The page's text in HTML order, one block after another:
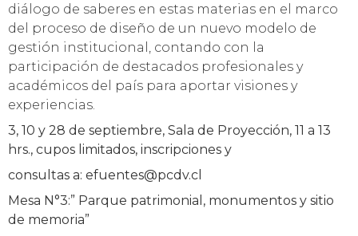
diálogo de saberes en estas materias en el marco
del proceso de diseño de un nuevo modelo de
gestión institucional, contando con la
participación de destacados profesionales y
académicos del país para aportar visiones y
experiencias.
3, 10 y 28 de septiembre, Sala de Proyección, 11 a 13
hrs., cupos limitados, inscripciones y
consultas a: efuentes@pcdv.cl
Mesa N°3:” Parque patrimonial, monumentos y sitio
de memoria”